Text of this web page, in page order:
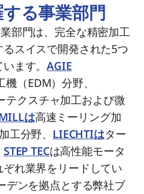
る事業部門
部門は、完全な精密加工
スイスで開発された5つ
います。AGIE
機（EDM）分野、
テクスチャ加工および微
は高速ミーリング加
工分野、 LIECHTIはター
STEP TECは高性能モータ
れ業界をリードしてい
デンを拠点とする弊社ブ